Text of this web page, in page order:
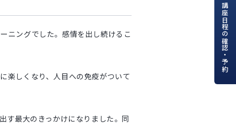
講座日程の確認・予約
ニングでした。感情を出し続けるこ
楽しくなり、人目への免疫がついて
す最大のきっかけになりました。同